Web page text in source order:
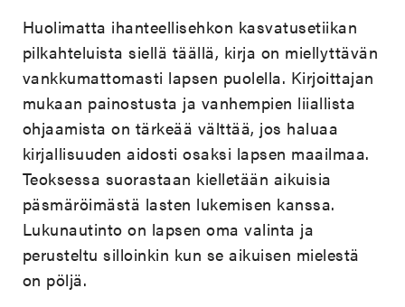
Huolimatta ihanteellisehkon kasvatusetiikan
pilkahteluista siellä täällä, kirja on miellyttävän
vankkumattomasti lapsen puolella. Kirjoittajan
mukaan painostusta ja vanhempien liiallista
ohjaamista on tärkeää välttää, jos haluaa
kirjallisuuden aidosti osaksi lapsen maailmaa.
Teoksessa suorastaan kielletään aikuisia
päsmäröimästä lasten lukemisen kanssa.
Lukunautinto on lapsen oma valinta ja
perusteltu silloinkin kun se aikuisen mielestä
on pöljä.